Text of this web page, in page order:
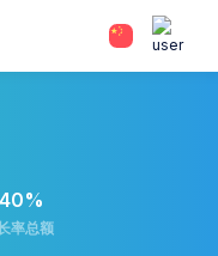
率总额